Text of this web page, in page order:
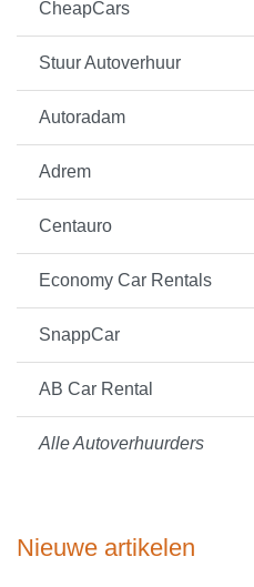
CheapCars
Stuur Autoverhuur
Autoradam
Adrem
Centauro
Economy Car Rentals
SnappCar
AB Car Rental
Alle Autoverhuurders
Nieuwe artikelen